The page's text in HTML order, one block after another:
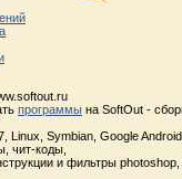
программы на SoftOut -
Symbian, Google
чит-коды,
и фильтры